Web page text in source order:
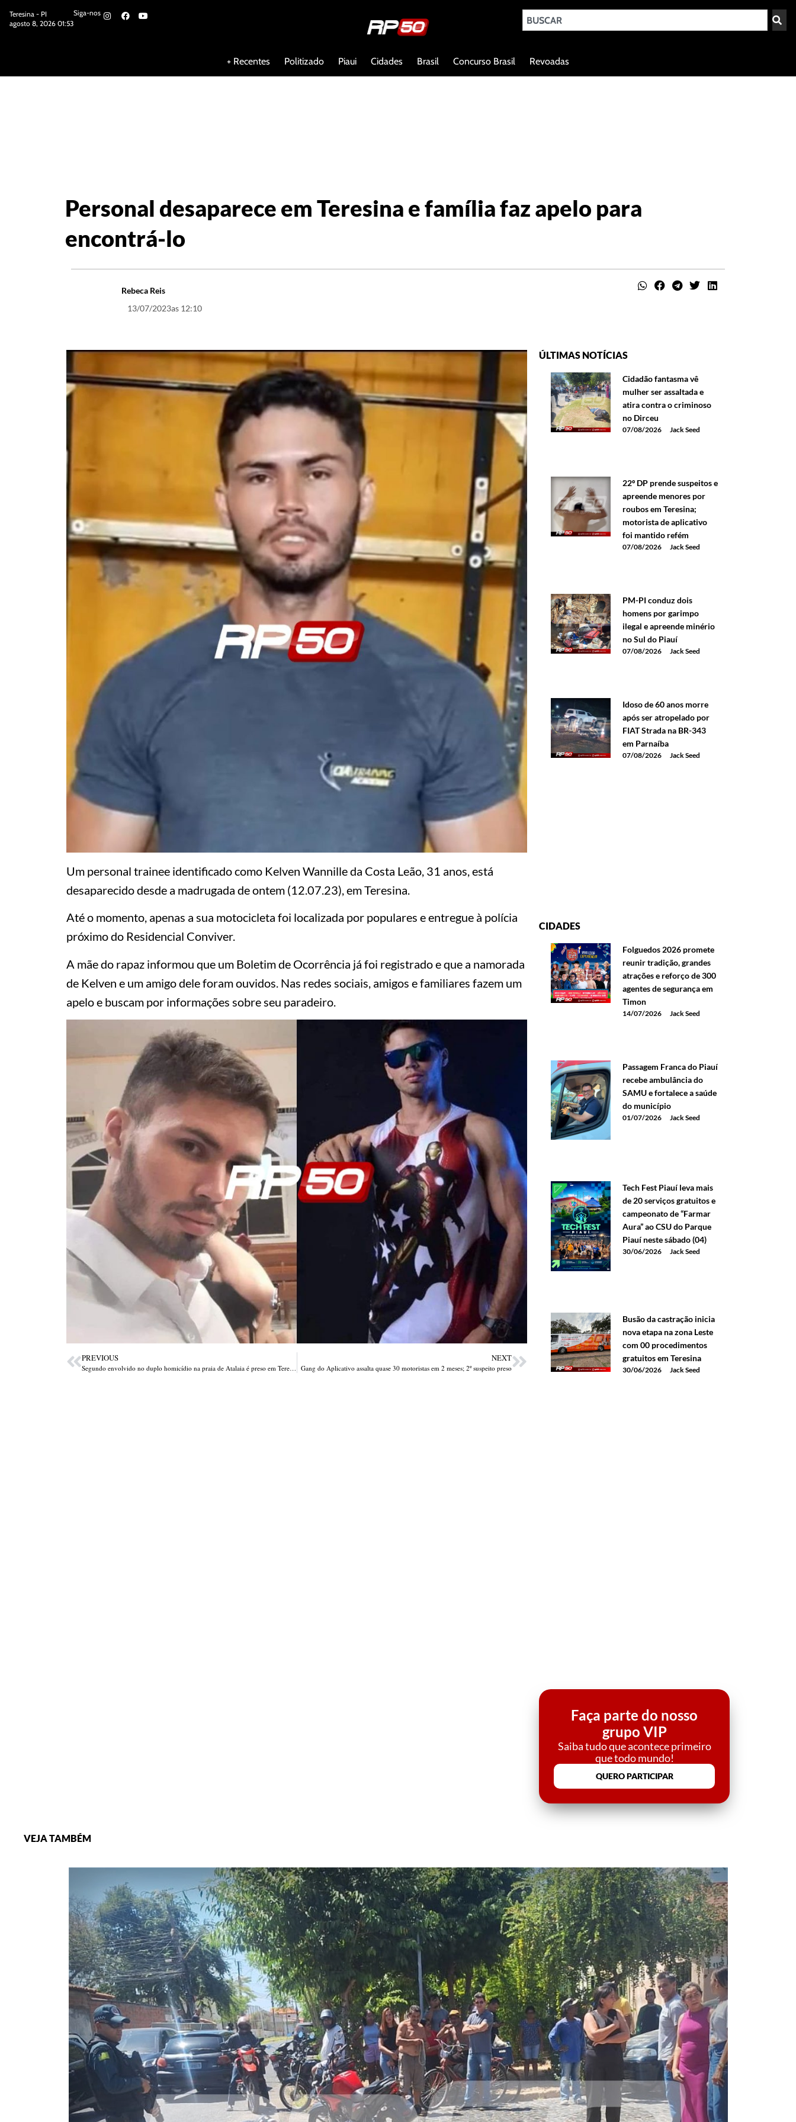
Teresina - PI
agosto 8, 2026 01:53
Siga-nos
+ Recentes Politizado Piaui Cidades Brasil Concurso Brasil Revoadas
Personal desaparece em Teresina e família faz apelo para
encontrá-lo
Rebeca Reis
13/07/2023as 12:10
Um personal trainee identificado como Kelven Wannille da Costa Leão, 31 anos, está
desaparecido desde a madrugada de ontem (12.07.23), em Teresina.
Até o momento, apenas a sua motocicleta foi localizada por populares e entregue à polícia
próximo do Residencial Conviver.
A mãe do rapaz informou que um Boletim de Ocorrência já foi registrado e que a namorada
de Kelven e um amigo dele foram ouvidos. Nas redes sociais, amigos e familiares fazem um
apelo e buscam por informações sobre seu paradeiro.
PREVIOUS
Segundo envolvido no duplo homicídio na praia de Atalaia é preso em Teresina
NEXT
Gang do Aplicativo assalta quase 30 motoristas em 2 meses; 2º suspeito preso
ÚLTIMAS NOTÍCIAS
Cidadão fantasma vê
mulher ser assaltada e
atira contra o criminoso
no Dirceu
07/08/2026 Jack Seed
22º DP prende suspeitos e
apreende menores por
roubos em Teresina;
motorista de aplicativo
foi mantido refém
07/08/2026 Jack Seed
PM-PI conduz dois
homens por garimpo
ilegal e apreende minério
no Sul do Piauí
07/08/2026 Jack Seed
Idoso de 60 anos morre
após ser atropelado por
FIAT Strada na BR-343
em Parnaíba
07/08/2026 Jack Seed
CIDADES
Folguedos 2026 promete
reunir tradição, grandes
atrações e reforço de 300
agentes de segurança em
Timon
14/07/2026 Jack Seed
Passagem Franca do Piauí
recebe ambulância do
SAMU e fortalece a saúde
do município
01/07/2026 Jack Seed
Tech Fest Piauí leva mais
de 20 serviços gratuitos e
campeonato de “Farmar
Aura” ao CSU do Parque
Piauí neste sábado (04)
30/06/2026 Jack Seed
Busão da castração inicia
nova etapa na zona Leste
com 00 procedimentos
gratuitos em Teresina
30/06/2026 Jack Seed
Faça parte do nosso
grupo VIP
Saiba tudo que acontece primeiro
que todo mundo!
QUERO PARTICIPAR
VEJA TAMBÉM